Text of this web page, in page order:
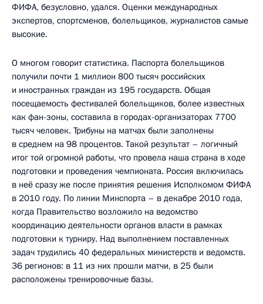
ФИФА, безусловно, удался. Оценки международных
экспертов, спортсменов, болельщиков, журналистов самые
высокие.
О многом говорит статистика. Паспорта болельщиков
получили почти 1 миллион 800 тысяч российских
и иностранных граждан из 195 государств. Общая
посещаемость фестивалей болельщиков, более известных
как фан-зоны, составила в городах-организаторах 7700
тысяч человек. Трибуны на матчах были заполнены
в среднем на 98 процентов. Такой результат – логичный
итог той огромной работы, что провела наша страна в ходе
подготовки и проведения чемпионата. Россия включилась
в неё сразу же после принятия решения Исполкомом ФИФА
в 2010 году. По линии Минспорта – в декабре 2010 года,
когда Правительство возложило на ведомство
координацию деятельности органов власти в рамках
подготовки к турниру. Над выполнением поставленных
задач трудились 40 федеральных министерств и ведомств.
36 регионов: в 11 из них прошли матчи, в 25 были
расположены тренировочные базы.